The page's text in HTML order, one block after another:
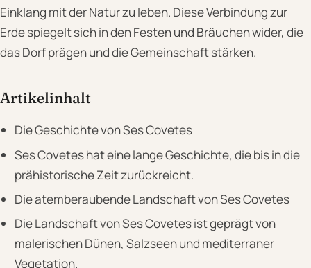
Einklang mit der Natur zu leben. Diese Verbindung zur
Erde spiegelt sich in den Festen und Bräuchen wider, die
das Dorf prägen und die Gemeinschaft stärken.
Artikelinhalt
Die Geschichte von Ses Covetes
Ses Covetes hat eine lange Geschichte, die bis in die
prähistorische Zeit zurückreicht.
Die atemberaubende Landschaft von Ses Covetes
Die Landschaft von Ses Covetes ist geprägt von
malerischen Dünen, Salzseen und mediterraner
Vegetation.